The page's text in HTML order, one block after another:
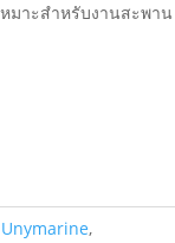
หมาะสำหรับงานสะพาน
Unymarine,